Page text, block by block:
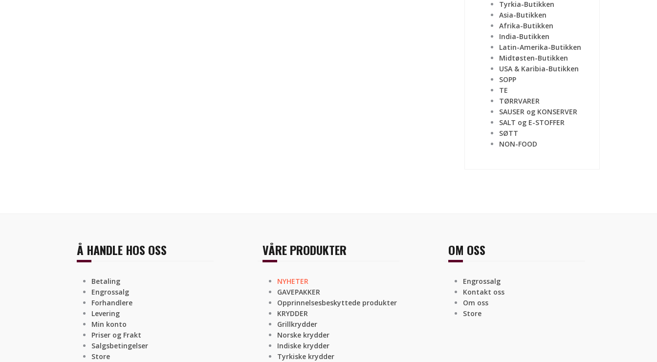
Tyrkia-Butikken
Asia-Butikken
Afrika-Butikken
India-Butikken
Latin-Amerika-Butikken
Midtøsten-Butikken
USA & Karibia-Butikken
SOPP
TE
TØRRVARER
SAUSER og KONSERVER
SALT og E-STOFFER
SØTT
NON-FOOD
Å HANDLE HOS OSS
Betaling
Engrossalg
Forhandlere
Levering
Min konto
Priser og Frakt
Salgsbetingelser
Store
VÅRE PRODUKTER
NYHETER
GAVEPAKKER
Opprinnelsesbeskyttede produkter
KRYDDER
Grillkrydder
Norske krydder
Indiske krydder
Tyrkiske krydder
OM OSS
Engrossalg
Kontakt oss
Om oss
Store